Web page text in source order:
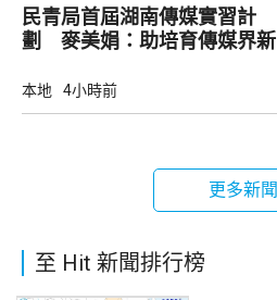
民青局首屆湖南傳媒實習計
劃 麥美娟：助培育傳媒界新
本地 4小時前
更多新聞
至 Hit 新聞排行榜